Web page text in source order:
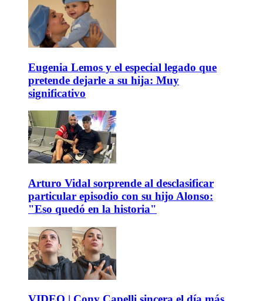
Eugenia Lemos y el especial legado que
pretende dejarle a su hija: Muy
significativo
Arturo Vidal sorprende al desclasificar
particular episodio con su hijo Alonso:
"Eso quedó en la historia"